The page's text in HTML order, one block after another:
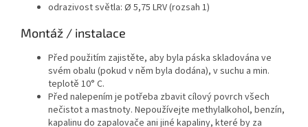
odrazivost světla: Ø 5,75 LRV (rozsah 1)
Montáž / instalace
Před použitím zajistěte, aby byla páska skladována ve
svém obalu (pokud v něm byla dodána), v suchu a min.
teplotě 10° C.
Před nalepením je potřeba zbavit cílový povrch všech
nečistot a mastnoty. Nepoužívejte methylalkohol, benzín,
kapalinu do zapalovače ani jiné kapaliny, které by za